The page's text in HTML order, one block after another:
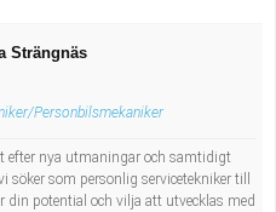
Strängnäs
Personbilsmekaniker
efter nya utmaningar och samtidigt
som personlig servicetekniker till
din potential och vilja att utvecklas med